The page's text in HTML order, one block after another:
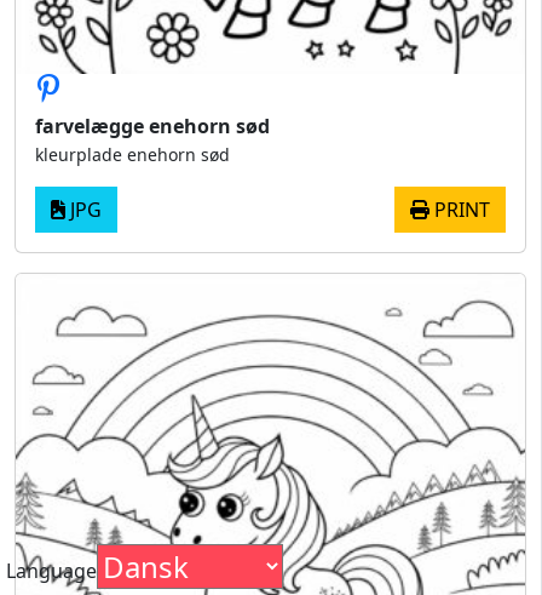
farvelægge enehorn sød
kleurplade enehorn sød
JPG PRINT
Language